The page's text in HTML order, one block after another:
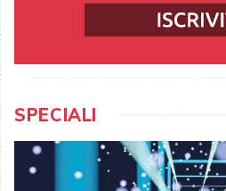
SPECIALI